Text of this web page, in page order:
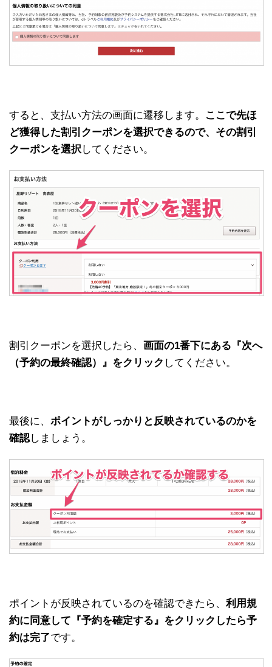
すると、支払い方法の画面に遷移します。
ここで先ほ
ど獲得した割引クーポンを選択できるので、その割引
クーポンを選択してください。
割引クーポンを選択したら、 画面の1番下にある『次へ
（予約の最終確認）』をクリック してください。
最後に、 ポイントがしっかりと反映されているのかを
確認しましょう。
ポイントが反映されているのを確認できたら、 利用規
約に同意して『予約を確定する』をクリックしたら予
約は完了です。